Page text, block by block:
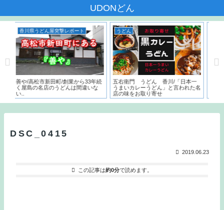
UDONどん
から33年続
は間違いな
うどん
五右衛門 うどん 香川/「日本一
うまいカレーうどん」と言われた名
香川県うどん屋突撃レポート
いちみ/高松市新北町/朝7時からの
サービスうどんはなんと150円。
こでしか食べられないフカの天
とは？？
DSC_0415
2019.06.23
この記事は約0分で読めます。